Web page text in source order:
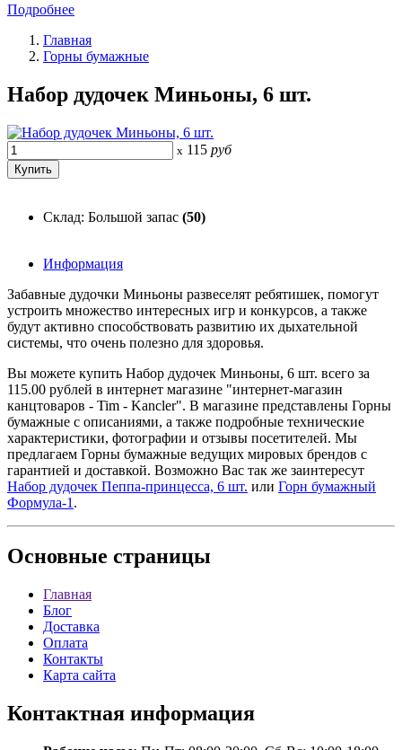
Подробнее
Главная
Горны бумажные
Набор дудочек Миньоны, 6 шт.
x 115 руб
Склад: Большой запас (50)
Информация
Забавные дудочки Миньоны развеселят ребятишек, помогут
устроить множество интересных игр и конкурсов, а также
будут активно способствовать развитию их дыхательной
системы, что очень полезно для здоровья.
Вы можете купить Набор дудочек Миньоны, 6 шт. всего за
115.00 рублей в интернет магазине "интернет-магазин
канцтоваров - Tim - Kancler". В магазине представлены Горны
бумажные с описаниями, а также подробные технические
характеристики, фотографии и отзывы посетителей. Мы
предлагаем Горны бумажные ведущих мировых брендов с
гарантией и доставкой. Возможно Вас так же заинтересут
Набор дудочек Пеппа-принцесса, 6 шт. или Горн бумажный
Формула-1 .
Основные страницы
Главная
Блог
Доставка
Оплата
Контакты
Карта сайта
Контактная информация